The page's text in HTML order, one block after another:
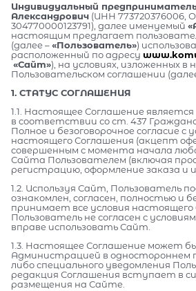
Индивидуальный
Александрович (ИНН 773720376006,
304770000123791), далее именуемый
настоящим предлагает
(далее –«Пользователь»)
расположенный по адресу
«Сайт»), на условиях, изложенных в
Пользовательском соглашении
1. СТАТУС СОГЛАШЕНИЯ
1.1. Настоящее Соглашение
в соответствии со ст. 437
Полное и безоговорочное согласие с
настоящего Соглашения (акцепт
совершенным с момента начала
Сайта Пользователем (включая
регистрацию, оформление заказа и
1.2. Используя Сайт, Пользователь
ознакомлен, согласен, полностью и
принимает все условия настоящего
Пользователь не согласен с
вправе использовать Сайт.
1.3. Настоящее Соглашение может
Администрацией в одностороннем
либо специального уведомления
редакция Соглашения вступает в
размещения на Сайте.